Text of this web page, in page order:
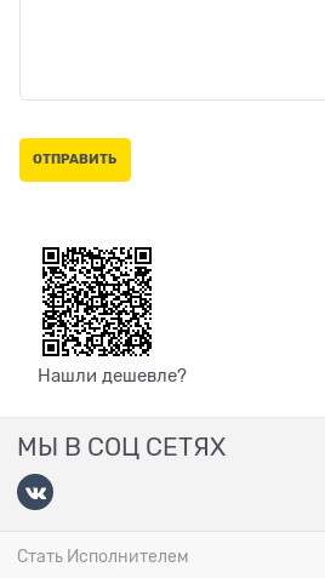
Нашли дешевле?
МЫ В СОЦ СЕТЯХ
Стать Исполнителем